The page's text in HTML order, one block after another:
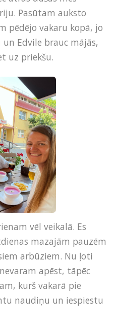
Pasūtam auksto
pēdējo vakaru kopā, jo
Edvile brauc mājās,
uz priekšu.
vēl veikalā. Es
mazajām pauzēm
arbūziem. Nu ļoti
apēst, tāpēc
kurš vakarā pie
naudiņu un iespiestu